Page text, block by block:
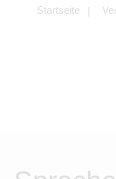
Startseite